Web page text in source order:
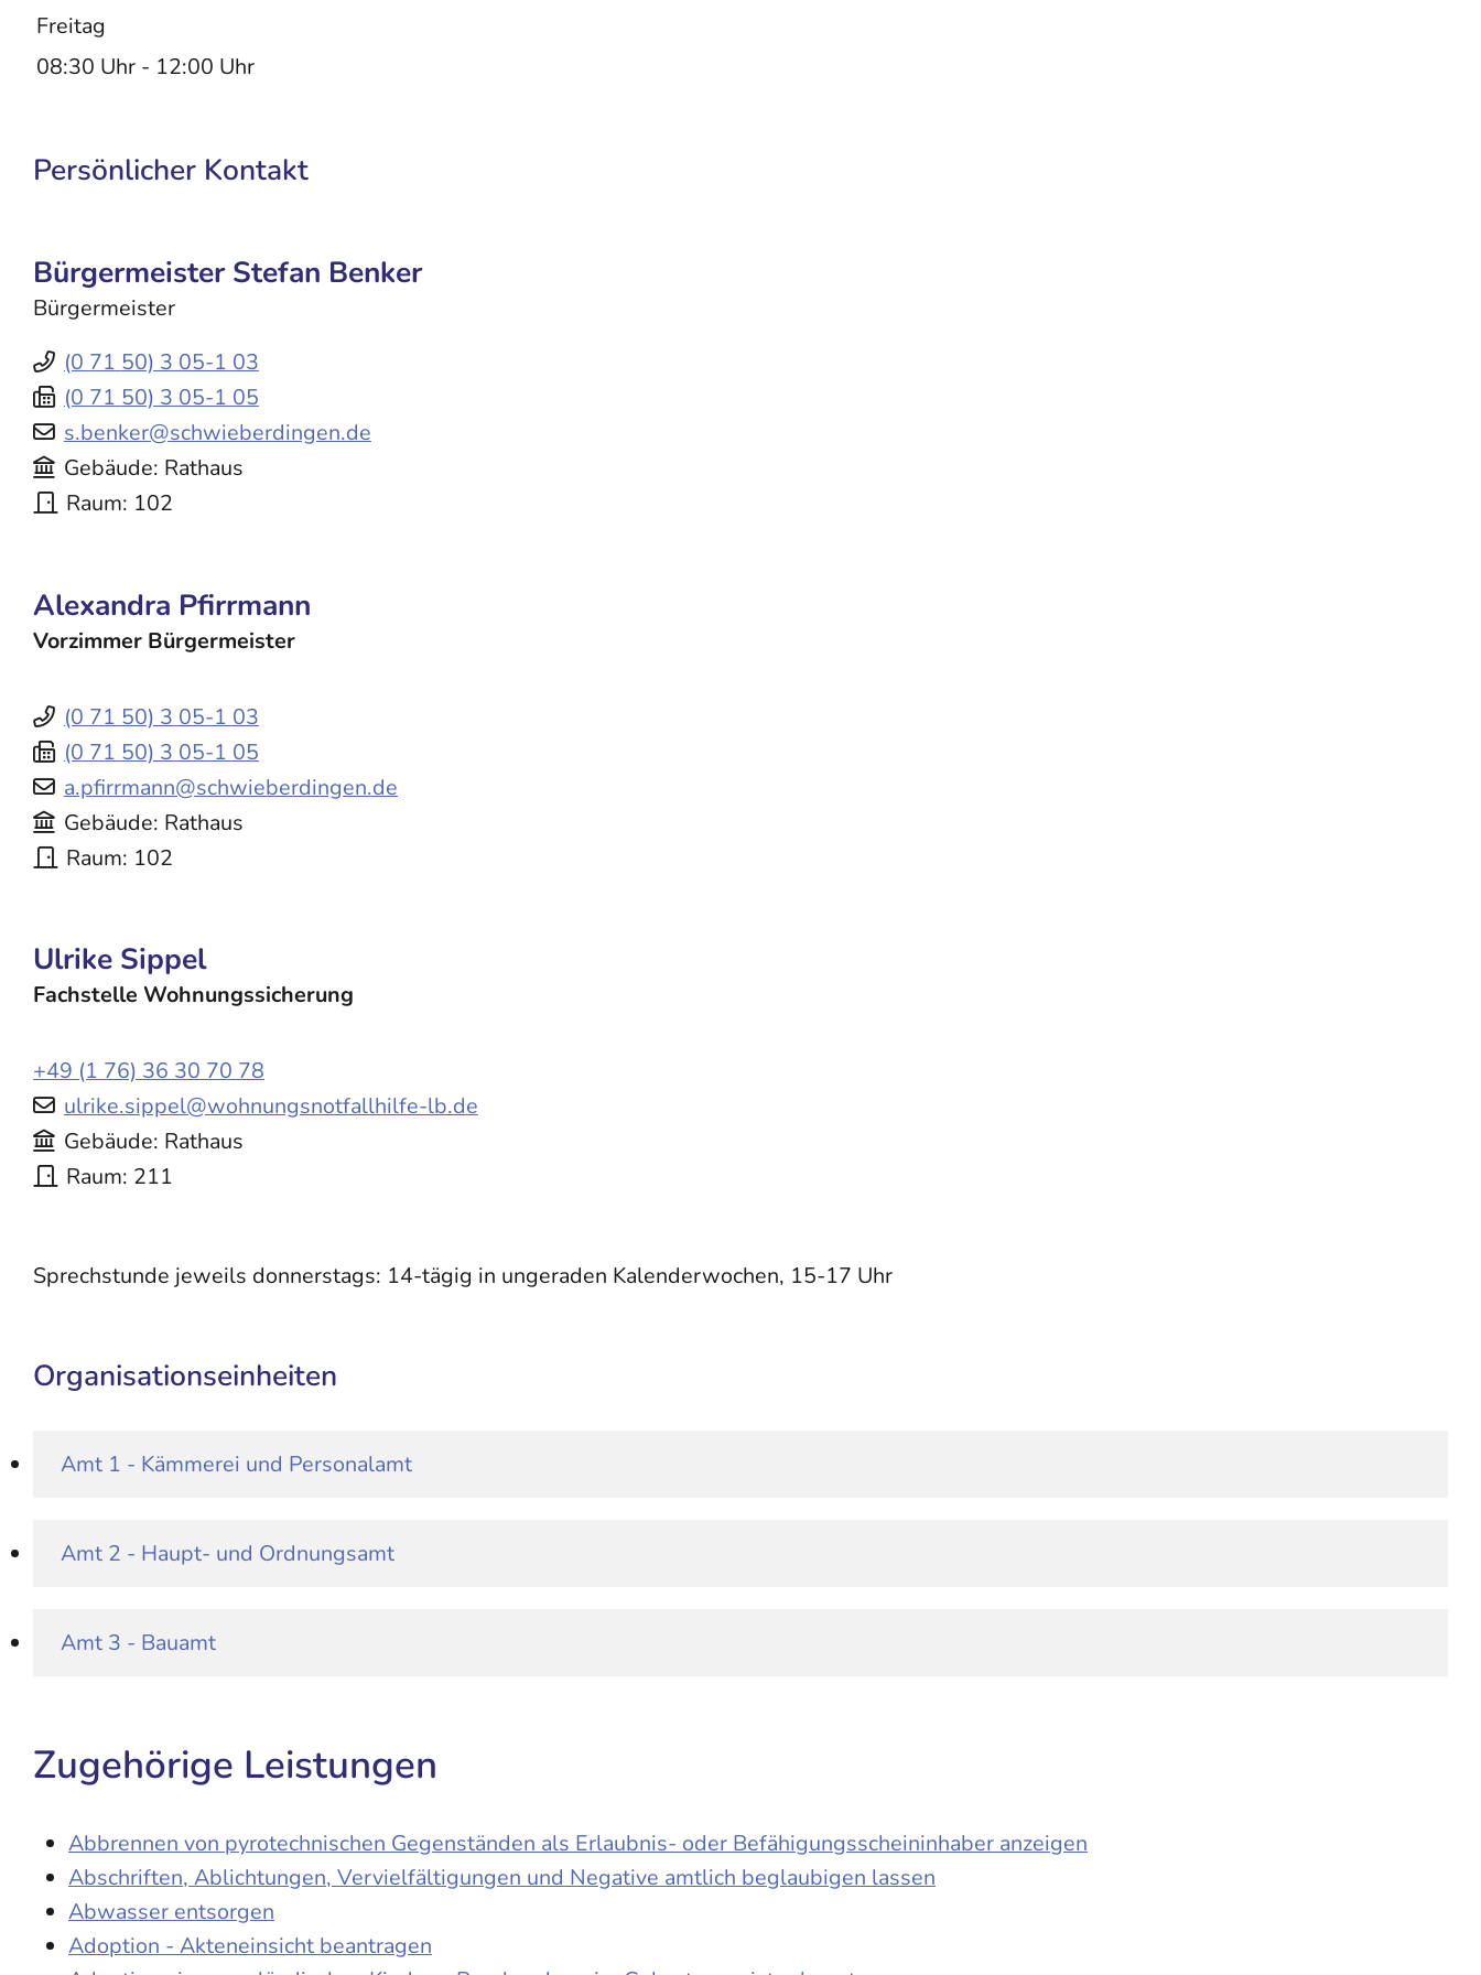
Freitag
08:30 Uhr - 12:00 Uhr
Persönlicher Kontakt
Bürgermeister Stefan Benker
Bürgermeister
(07150) 305-103
(07150) 305-105
s.benker@schwieberdingen.de
Gebäude Rathaus
Raum 102
Alexandra Pfirrmann
Vorzimmer Bürgermeister
(0 71 50) 3 05-1 03
(0 71 50) 3 05-1 05
a.pfirrmann@schwieberdingen.de
Gebäude Rathaus
Raum 102
Ulrike Sippel
Fachstelle Wohnungssicherung
+49 (1 76) 36 30 70 78
ulrike.sippel@wohnungsnotfallhilfe-lb.de
Gebäude Rathaus
Raum 211
Sprechstunde jeweils donnerstags: 14-tägig in ungeraden Kalenderwochen, 15-17 Uhr
Organisationseinheiten
Amt 1 - Kämmerei und Personalamt
Amt 2 - Haupt- und Ordnungsamt
Amt 3 - Bauamt
Zugehörige Leistungen
Abbrennen von pyrotechnischen Gegenständen als Erlaubnis- oder Befähigungsscheininhaber anzeigen
Abschriften, Ablichtungen, Vervielfältigungen und Negative amtlich beglaubigen lassen
Abwasser entsorgen
Adoption - Akteneinsicht beantragen